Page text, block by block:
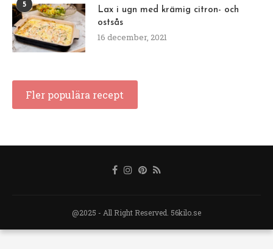
5
Lax i ugn med krämig citron- och
ostsås
16 december, 2021
Fler populära recept
@2025 - All Right Reserved. 56kilo.se